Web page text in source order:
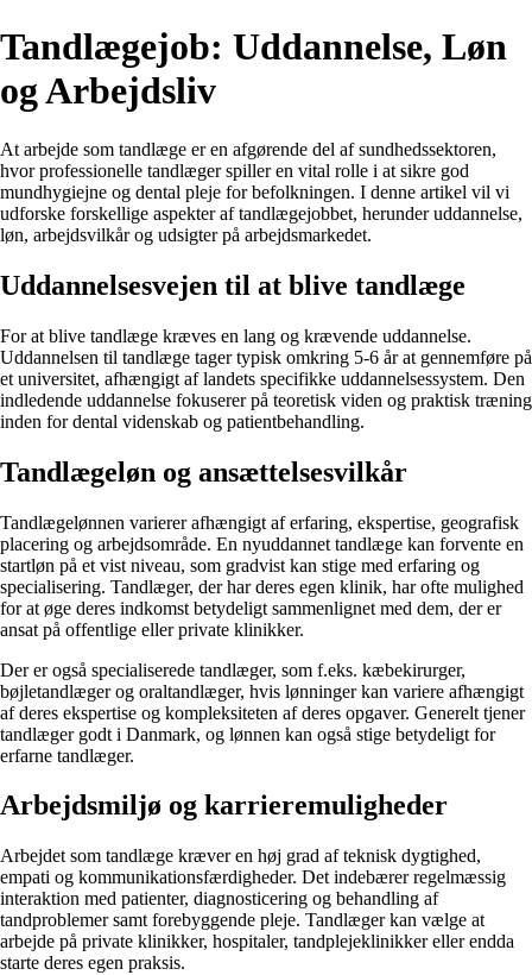
Tandlægejob: Uddannelse, Løn
og Arbejdsliv
At arbejde som tandlæge er en afgørende del af sundhedssektoren,
hvor professionelle tandlæger spiller en vital rolle i at sikre god
mundhygiejne og dental pleje for befolkningen. I denne artikel vil vi
udforske forskellige aspekter af tandlægejobbet, herunder uddannelse,
løn, arbejdsvilkår og udsigter på arbejdsmarkedet.
Uddannelsesvejen til at blive tandlæge
For at blive tandlæge kræves en lang og krævende uddannelse.
Uddannelsen til tandlæge tager typisk omkring 5-6 år at gennemføre på
et universitet, afhængigt af landets specifikke uddannelsessystem. Den
indledende uddannelse fokuserer på teoretisk viden og praktisk træning
inden for dental videnskab og patientbehandling.
Tandlægeløn og ansættelsesvilkår
Tandlægelønnen varierer afhængigt af erfaring, ekspertise, geografisk
placering og arbejdsområde. En nyuddannet tandlæge kan forvente en
startløn på et vist niveau, som gradvist kan stige med erfaring og
specialisering. Tandlæger, der har deres egen klinik, har ofte mulighed
for at øge deres indkomst betydeligt sammenlignet med dem, der er
ansat på offentlige eller private klinikker.
Der er også specialiserede tandlæger, som f.eks. kæbekirurger,
bøjletandlæger og oraltandlæger, hvis lønninger kan variere afhængigt
af deres ekspertise og kompleksiteten af deres opgaver. Generelt tjener
tandlæger godt i Danmark, og lønnen kan også stige betydeligt for
erfarne tandlæger.
Arbejdsmiljø og karrieremuligheder
Arbejdet som tandlæge kræver en høj grad af teknisk dygtighed,
empati og kommunikationsfærdigheder. Det indebærer regelmæssig
interaktion med patienter, diagnosticering og behandling af
tandproblemer samt forebyggende pleje. Tandlæger kan vælge at
arbejde på private klinikker, hospitaler, tandplejeklinikker eller endda
starte deres egen praksis.